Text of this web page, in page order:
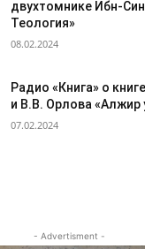
двухтомнике Ибн-
Теология»
08.02.2024
Радио «Книга» о
и В.В. Орлова «Алжир
07.02.2024
- Advertisment -